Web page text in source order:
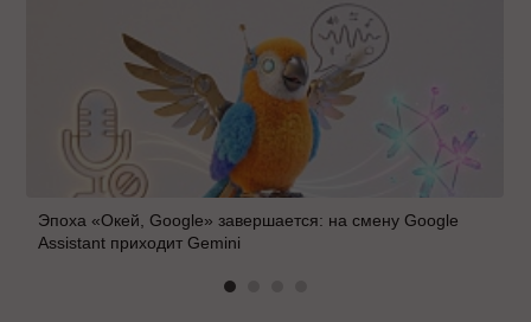
Эпоха «Окей, Google» завершается: на смену Google
Assistant приходит Gemini